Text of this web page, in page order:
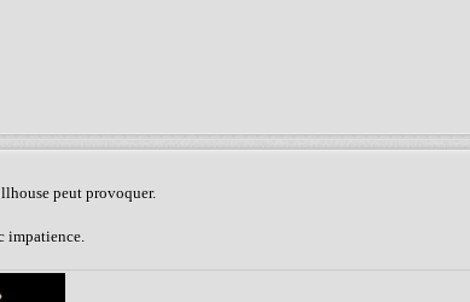
peut provoquer.
impatience.